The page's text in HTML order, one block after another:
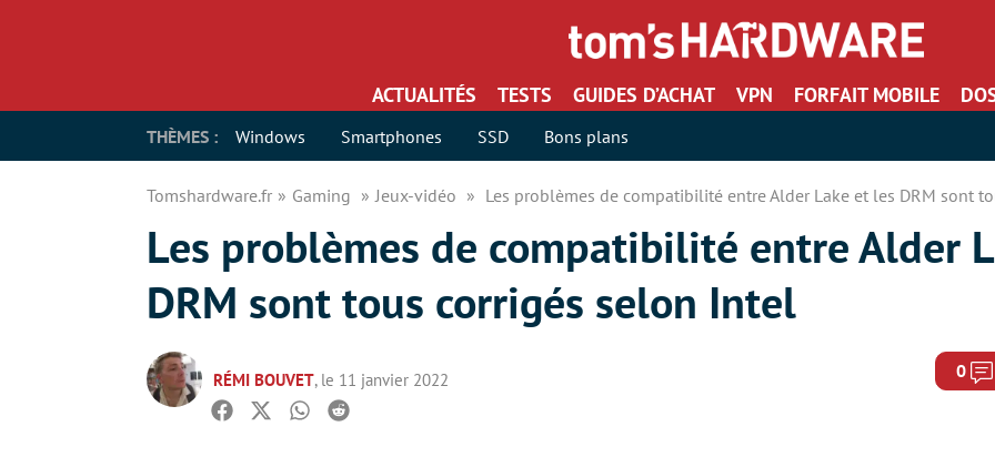
ACTUALITÉS TESTS GUIDES D’ACHAT VPN FORFAIT MOBILE
THÈMES : Windows Smartphones SSD Bons plans
Tomshardware.fr Gaming Jeux-vidéo Les problèmes de compatibilité entre Alder Lake et les DRM sont
Les problèmes de compatibilité entre Alder
DRM sont tous corrigés selon Intel
RÉMI BOUVET, le 11 janvier 2022 0
Facebook
TwitterWhatsapp
Reddit